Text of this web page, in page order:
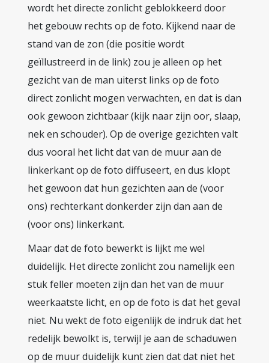
wordt het directe zonlicht geblokkeerd door
het gebouw rechts op de foto. Kijkend naar de
stand van de zon (die positie wordt
geïllustreerd in de link) zou je alleen op het
gezicht van de man uiterst links op de foto
direct zonlicht mogen verwachten, en dat is dan
ook gewoon zichtbaar (kijk naar zijn oor, slaap,
nek en schouder). Op de overige gezichten valt
dus vooral het licht dat van de muur aan de
linkerkant op de foto diffuseert, en dus klopt
het gewoon dat hun gezichten aan de (voor
ons) rechterkant donkerder zijn dan aan de
(voor ons) linkerkant.
Maar dat de foto bewerkt is lijkt me wel
duidelijk. Het directe zonlicht zou namelijk een
stuk feller moeten zijn dan het van de muur
weerkaatste licht, en op de foto is dat het geval
niet. Nu wekt de foto eigenlijk de indruk dat het
redelijk bewolkt is, terwijl je aan de schaduwen
op de muur duidelijk kunt zien dat dat niet het